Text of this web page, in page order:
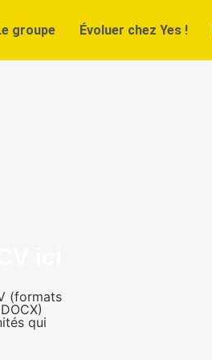
groupe Évoluer chez Yes !
(formats
qui